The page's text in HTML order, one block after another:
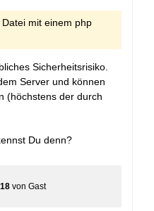
mit einem php
Sicherheitsrisiko.
Server und können
(höchstens der durch
Du denn?
von Gast